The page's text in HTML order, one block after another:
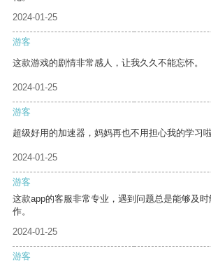
2024-01-25
游客
这款游戏的剧情非常感人，让我久久不能忘怀。
2024-01-25
游客
超级好用的加速器，妈妈再也不用担心我的学习啦
2024-01-25
游客
这款app的客服非常专业，遇到问题总是能够及
作。
2024-01-25
游客